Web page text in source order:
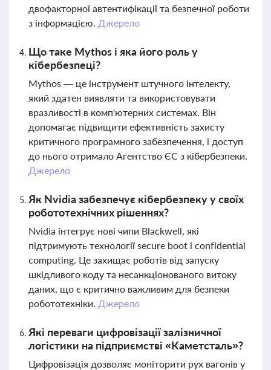
двофакторної автентифікації та безпечної роботи
з інформацією. Джерело
Що таке Mythos і яка його роль у
кібербезпеці?
Mythos — це інструмент штучного інтелекту,
який здатен виявляти та використовувати
вразливості в комп'ютерних системах. Він
допомагає підвищити ефективність захисту
критичного програмного забезпечення, і доступ
до нього отримало Агентство ЄС з кібербезпеки.
Джерело
Як Nvidia забезпечує кібербезпеку у своїх
робототехнічних рішеннях?
Nvidia інтегрує нові чипи Blackwell, які
підтримують технології secure boot і confidential
computing. Це захищає роботів від запуску
шкідливого коду та несанкціонованого витоку
даних, що є критично важливим для безпеки
робототехніки. Джерело
Які переваги цифровізації залізничної
логістики на підприємстві «Каметсталь»?
Цифровізація дозволяє моніторити рух вагонів у